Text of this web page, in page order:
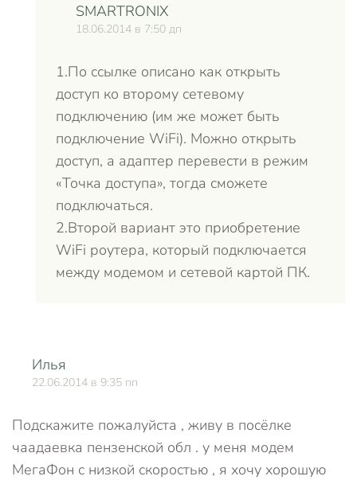
SMARTRONIX
18.06.2014 в 7:50 дп
1.По ссылке описано как открыть
доступ ко второму сетевому
подключению (им же может быть
подключение WiFi). Можно открыть
доступ, а адаптер перевести в режим
«Точка доступа», тогда сможете
подключаться.
2.Второй вариант это приобретение
WiFi роутера, который подключается
между модемом и сетевой картой ПК.
Илья
22.06.2014 в 9:35 пп
Подскажите пожалуйста , живу в посёлке
чаадаевка пензенской обл . у меня модем
МегаФон с низкой скоростью , я хочу хорошую